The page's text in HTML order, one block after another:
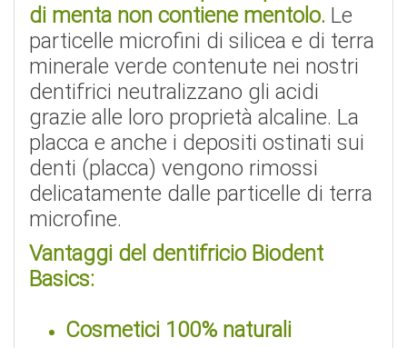
di menta non contiene mentolo. Le
particelle microfini di silicea e di terra
minerale verde contenute nei nostri
dentifrici neutralizzano gli acidi
grazie alle loro proprietà alcaline. La
placca e anche i depositi ostinati sui
denti (placca) vengono rimossi
delicatamente dalle particelle di terra
microfine.
Vantaggi del dentifricio Biodent
Basics:
Cosmetici 100% naturali